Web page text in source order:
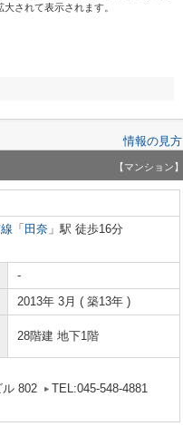
大されて表示されます。
情報の見方
【マンション】
「 田奈 」駅 徒歩16分
-
2013年 3月 ( 築13年 )
28階建 地下1階
802
TEL:045-548-4881